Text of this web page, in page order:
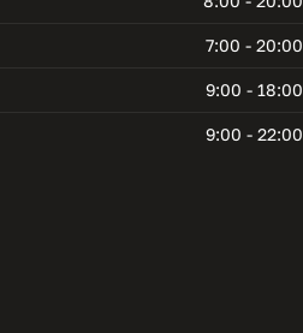
7:00 - 20:00
9:00 - 18:00
9:00 - 22:00